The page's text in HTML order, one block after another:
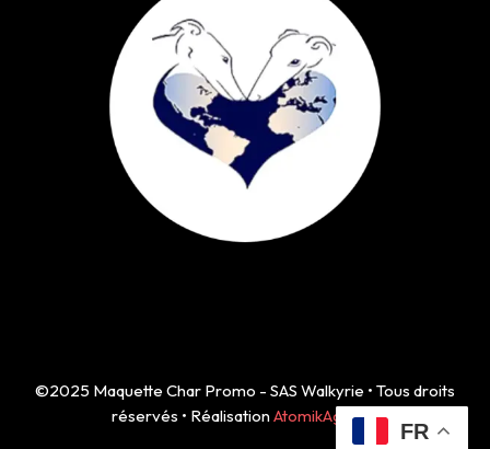
©2025 Maquette Char Promo - SAS Walkyrie • Tous droits
réservés • RéalisationAtomikAgency
FR